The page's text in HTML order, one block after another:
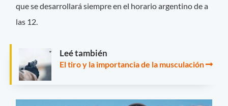
que se desarrollará siempre en el horario argentino de a
las 12.
Leé también
El tiro y la importancia de la musculación